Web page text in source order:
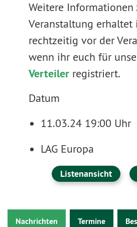
Weitere Informationen
Veranstaltung erhaltet
rechtzeitig vor der
wenn ihr euch für
Verteiler registriert.
Datum
11.03.24 19:00 Uhr
LAG Europa
Listenansicht
Nachrichten Termine